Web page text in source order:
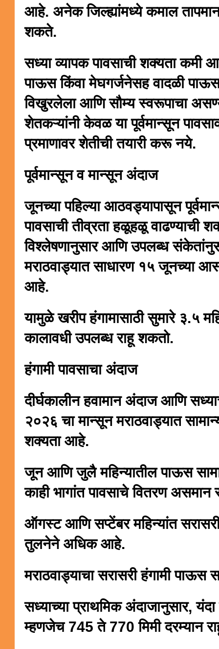
आहे. अनेक जिल्ह्यांमध्ये कमाल
शकते.
सध्या व्यापक पावसाची शक्यता
पाऊस किंवा मेघगर्जनेसह वादळी
विखुरलेला आणि सौम्य स्वरूपाचा
शेतकऱ्यांनी केवळ या पूर्वमान्सून
प्रमाणावर शेतीची तयारी करू नये.
पूर्वमान्सून व मान्सून अंदाज
जूनच्या पहिल्या आठवड्यापासून
पावसाची तीव्रता हळूहळू वाढण्याची
विश्लेषणानुसार आणि उपलब्ध
मराठवाड्यात साधारण १५ जूनच्या
आहे.
यामुळे खरीप हंगामासाठी सुमारे ३.५
कालावधी उपलब्ध राहू शकतो.
हंगामी पावसाचा अंदाज
दीर्घकालीन हवामान अंदाज आणि
२०२६ चा मान्सून मराठवाड्यात
शक्यता आहे.
जून आणि जुलै महिन्यातील पाऊस
काही भागांत पावसाचे वितरण असमान
ऑगस्ट आणि सप्टेंबर महिन्यांत
तुलनेने अधिक आहे.
मराठवाड्याचा सरासरी हंगामी
सध्याच्या प्राथमिक अंदाजानुसार,
म्हणजेच 745 ते 770 मिमी दरम्यान